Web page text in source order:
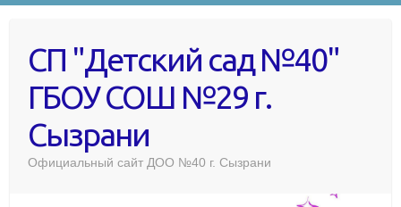
СП "Детский сад №40"
ГБОУ СОШ №29 г.
Сызрани
Официальный сайт ДОО №40 г. Сызрани